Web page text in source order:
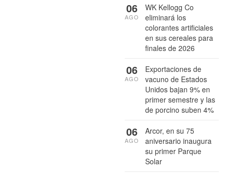
WK Kellogg Co
eliminará los
colorantes artificiales
en sus cereales para
finales de 2026
06
AGO
Exportaciones de
vacuno de Estados
Unidos bajan 9% en
primer semestre y las
de porcino suben 4%
06
AGO
Arcor, en su 75
aniversario inaugura
su primer Parque
Solar
06
AGO